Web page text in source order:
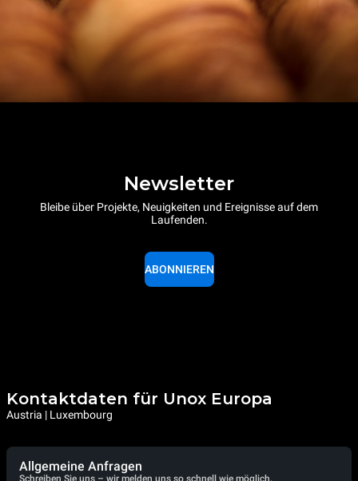
Newsletter
Bleibe über Projekte, Neuigkeiten und Ereignisse auf dem
Laufenden.
ABONNIEREN
Kontaktdaten für Unox Europa
Austria | Luxembourg
Allgemeine Anfragen
Schreiben Sie uns – wir melden uns so schnell wie möglich.